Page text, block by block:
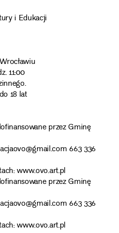
i Edukacji
11:00
18 lat
przez Gminę
663 336
www.ovo.art.pl
przez Gminę
663 336
www.ovo.art.pl